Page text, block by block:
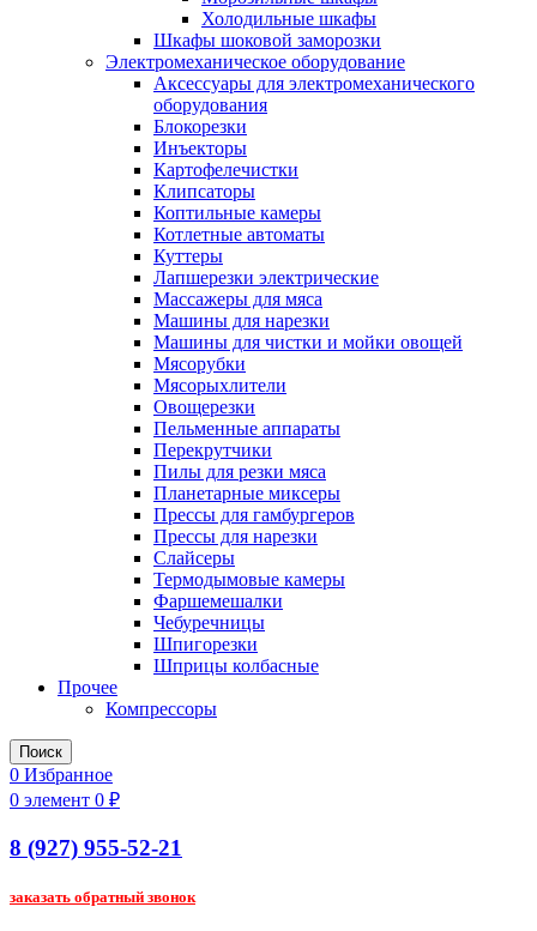
Холодильные шкафы
Шкафы шоковой заморозки
Электромеханическое оборудование
Аксессуары для электромеханического
оборудования
Блокорезки
Инъекторы
Картофелечистки
Клипсаторы
Коптильные камеры
Котлетные автоматы
Куттеры
Лапшерезки электрические
Массажеры для мяса
Машины для нарезки
Машины для чистки и мойки овощей
Мясорубки
Мясорыхлители
Овощерезки
Пельменные аппараты
Перекрутчики
Пилы для резки мяса
Планетарные миксеры
Прессы для гамбургеров
Прессы для нарезки
Слайсеры
Термодымовые камеры
Фаршемешалки
Чебуречницы
Шпигорезки
Шприцы колбасные
Прочее
Компрессоры
Поиск
0 Избранное
0 элемент 0 ₽
8 (927) 955-52-21
заказать обратный звонок